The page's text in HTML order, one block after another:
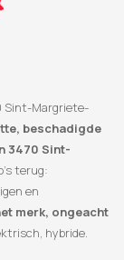
Sint-Margriete-
beschadigde
3470 Sint-
terug:
en
merk, ongeacht
hybride.